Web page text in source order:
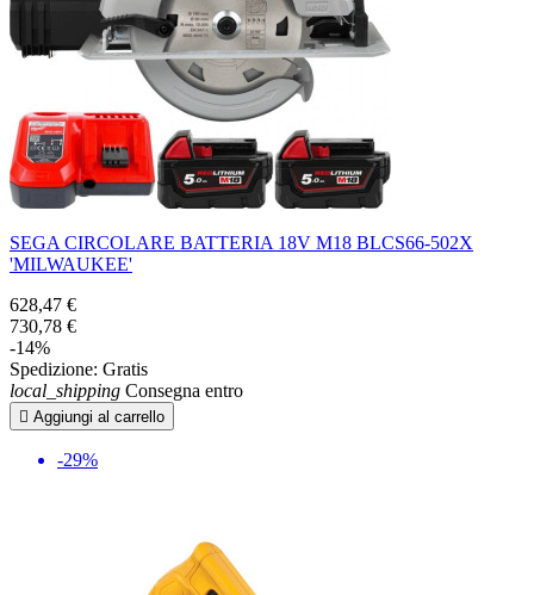
SEGA CIRCOLARE BATTERIA 18V M18 BLCS66-502X
'MILWAUKEE'
628,47 €
730,78 €
-14%
Spedizione: Gratis
local_shipping Consegna entro
 Aggiungi al carrello
-29%